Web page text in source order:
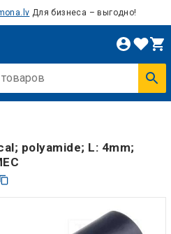
Для бизнеса – выгодно!
polyamide; L: 4mm;